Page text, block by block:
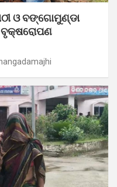
ଓ ବଙ୍ଗୋମୁଣ୍ଡା
ବୃକ୍ଷରୋପଣ